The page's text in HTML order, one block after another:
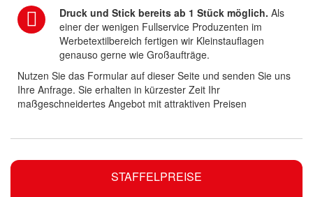
STAFFELPREISE
Druck und Stick bereits ab 1 Stück möglich. Als
einer der wenigen Fullservice Produzenten im
Werbetextilbereich fertigen wir Kleinstauflagen
genauso gerne wie Großaufträge.
Nutzen Sie das Formular auf dieser Seite und senden Sie uns
Ihre Anfrage. Sie erhalten in kürzester Zeit Ihr
maßgeschneidertes Angebot mit attraktiven Preisen